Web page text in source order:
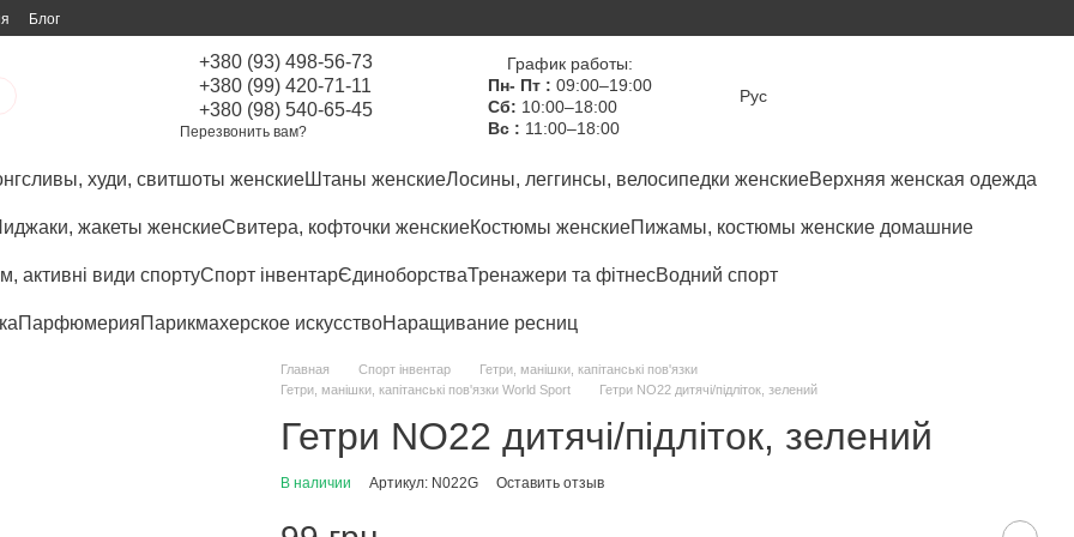
Блог
+380 (93) 498-56-73
+380 (99) 420-71-11
+380 (98) 540-65-45
Перезвонить вам?
График работы:
Пн- Пт : 09:00–19:00
Сб: 10:00–18:00
Вс : 11:00–18:00
Рус
худи, свитшоты женскиеШтаны женскиеЛосины, леггинсы, велосипедки женскиеВерхняя женская одежда
жакеты женскиеСвитера, кофточки женскиеКостюмы женскиеПижамы, костюмы женские домашние
активні види спортуСпорт інвентарЄдиноборстваТренажери та фітнесВодний спорт
ПарфюмерияПарикмахерское искусствоНаращивание ресниц
Главная Спорт інвентар
Гетри, манішки, капітанські пов'язки
Гетри, манішки, капітанські пов'язки World Sport
Гетри NO22 дитячі/підліток, зелений
Гетри NO22 дитячі/підліток, зелений
В наличии Артикул: N022G Оставить отзыв